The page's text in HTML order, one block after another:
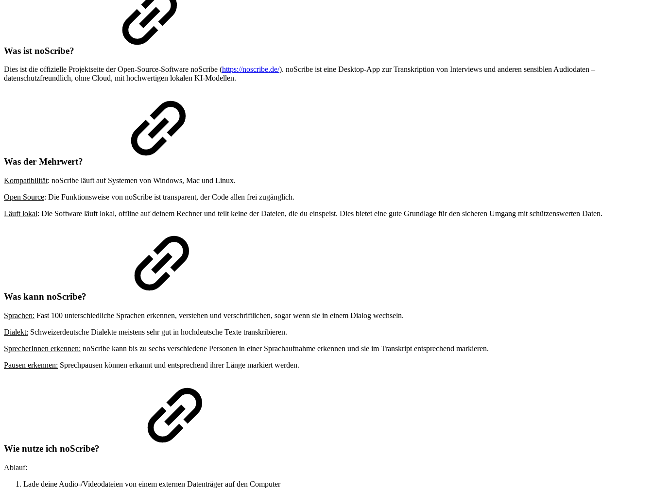
Was ist noScribe?
Dies ist die offizielle Projektseite der Open-Source-Software noScribe (https://noscribe.de/). noScribe ist eine Desktop-App zur Transkription von Interviews und anderen sensiblen Audiodaten –
datenschutzfreundlich, ohne Cloud, mit hochwertigen lokalen KI-Modellen.
Was der Mehrwert?
Kompatibilität: noScribe läuft auf Systemen von Windows, Mac und Linux.
Open Source: Die Funktionsweise von noScribe ist transparent, der Code allen frei zugänglich.
Läuft lokal: Die Software läuft lokal, offline auf deinem Rechner und teilt keine der Dateien, die du einspeist. Dies bietet eine gute Grundlage für den sicheren Umgang mit schützenswerten Daten.
Was kann noScribe?
Sprachen: Fast 100 unterschiedliche Sprachen erkennen, verstehen und verschriftlichen, sogar wenn sie in einem Dialog wechseln.
Dialekt: Schweizerdeutsche Dialekte meistens sehr gut in hochdeutsche Texte transkribieren.
SprecherInnen erkennen: noScribe kann bis zu sechs verschiedene Personen in einer Sprachaufnahme erkennen und sie im Transkript entsprechend markieren.
Pausen erkennen: Sprechpausen können erkannt und entsprechend ihrer Länge markiert werden.
Wie nutze ich noScribe?
Ablauf:
Lade deine Audio-/Videodateien von einem externen Datenträger auf den Computer